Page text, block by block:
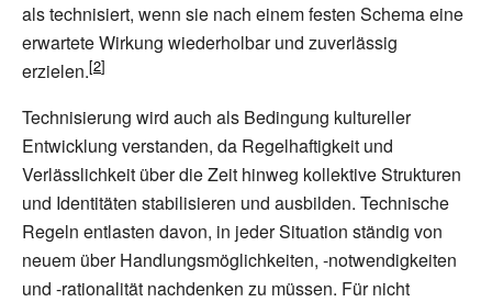
als technisiert, wenn sie nach einem festen Schema eine
erwartete Wirkung wiederholbar und zuverlässig
erzielen.
Technisierung wird auch als Bedingung kultureller
Entwicklung verstanden, da Regelhaftigkeit und
Verlässlichkeit über die Zeit hinweg kollektive Strukturen
und Identitäten stabilisieren und ausbilden. Technische
Regeln entlasten davon, in jeder Situation ständig von
neuem über Handlungsmöglichkeiten, -notwendigkeiten
und -rationalität nachdenken zu müssen. Für nicht